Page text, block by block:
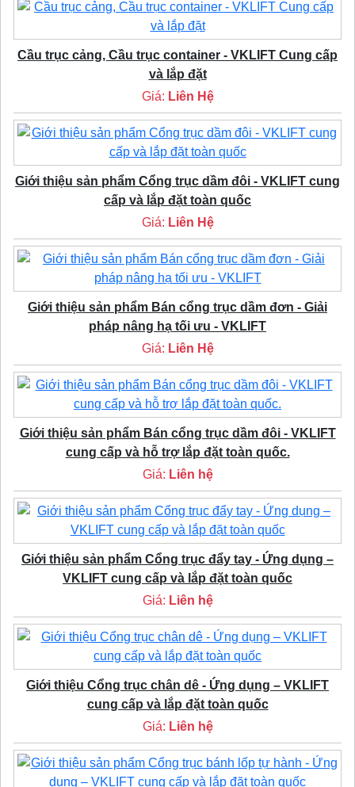
Cầu trục cảng, Cầu trục container - VKLIFT Cung cấp
và lắp đặt
Giá: Liên Hệ
Giới thiệu sản phẩm Cổng trục dầm đôi - VKLIFT cung
cấp và lắp đặt toàn quốc
Giá: Liên Hệ
Giới thiệu sản phẩm Bán cổng trục dầm đơn - Giải
pháp nâng hạ tối ưu - VKLIFT
Giá: Liên Hệ
Giới thiệu sản phẩm Bán cổng trục dầm đôi - VKLIFT
cung cấp và hỗ trợ lắp đặt toàn quốc.
Giá: Liên hệ
Giới thiệu sản phẩm Cổng trục đẩy tay - Ứng dụng –
VKLIFT cung cấp và lắp đặt toàn quốc
Giá: Liên hệ
Giới thiệu Cổng trục chân dê - Ứng dụng – VKLIFT
cung cấp và lắp đặt toàn quốc
Giá: Liên hệ